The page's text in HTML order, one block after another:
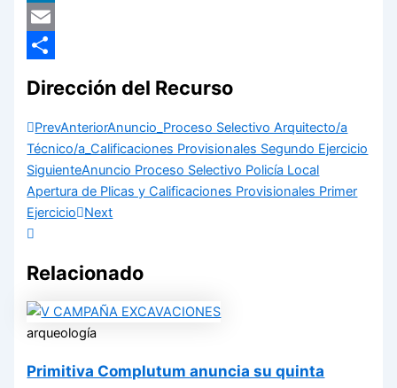
LinkedIn
Email
Dirección del Recurso
PrevAnteriorAnuncio_Proceso Selectivo Arquitecto/a
Técnico/a_Calificaciones Provisionales Segundo Ejercicio
SiguienteAnuncio Proceso Selectivo Policía Local
Apertura de Plicas y Calificaciones Provisionales Primer
Ejercicio
Next
Relacionado
arqueología
Primitiva Complutum anuncia su quinta